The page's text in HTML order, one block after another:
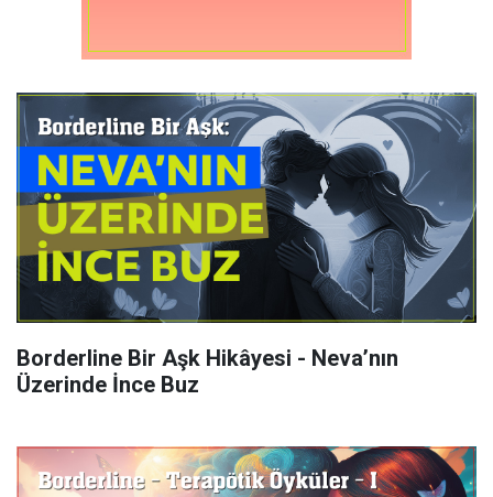
Borderline Bir Aşk Hikâyesi - Neva’nın
Üzerinde İnce Buz